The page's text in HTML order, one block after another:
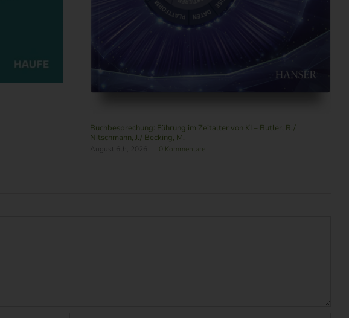
Buchbesprechung: Führung im Zeitalter von KI – Butler, R./
Nitschmann, J./ Becking, M.
August 6th, 2026 0 Kommentare